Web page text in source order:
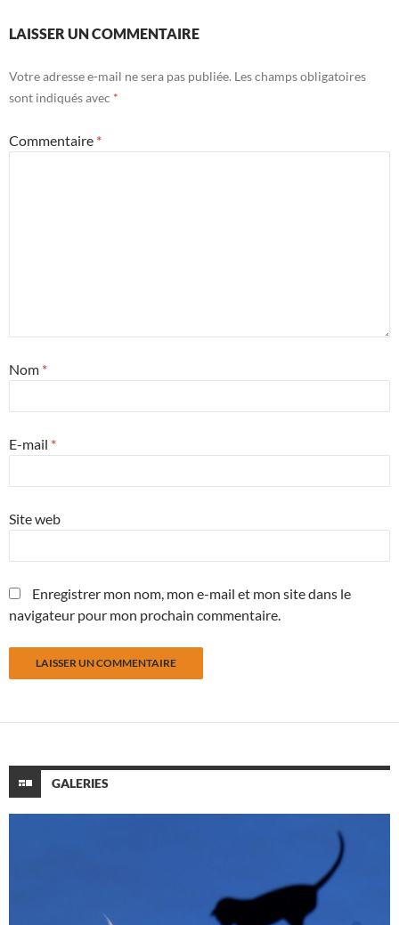
LAISSER UN COMMENTAIRE
Votre adresse e-mail ne sera pas publiée. Les champs obligatoires
sont indiqués avec *
Commentaire *
Nom *
E-mail *
Site web
Enregistrer mon nom, mon e-mail et mon site dans le
navigateur pour mon prochain commentaire.
GALERIES